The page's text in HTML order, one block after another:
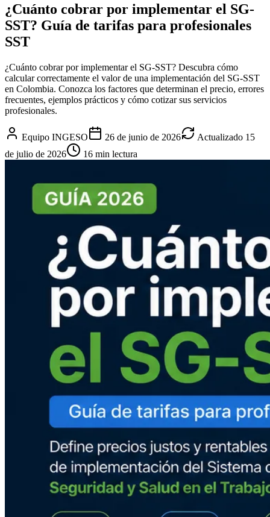
¿Cuánto cobrar por implementar el SG-
SST? Guía de tarifas para profesionales
SST
¿Cuánto cobrar por implementar el SG-SST? Descubra cómo
calcular correctamente el valor de una implementación del SG-SST
en Colombia. Conozca los factores que determinan el precio, errores
frecuentes, ejemplos prácticos y cómo cotizar sus servicios
profesionales.
Equipo INGESO 26 de junio de 2026 Actualizado 15
de julio de 2026
16 min lectura